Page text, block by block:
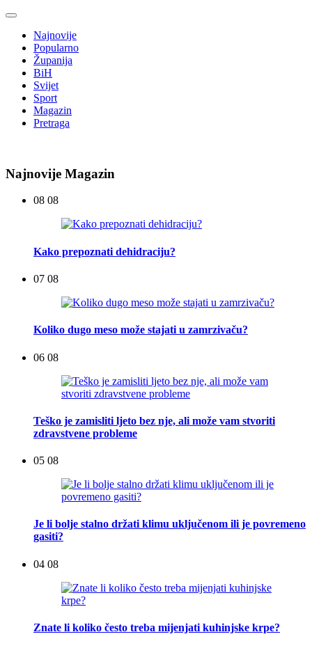
Najnovije
Popularno
Županija
BiH
Svijet
Sport
Magazin
Pretraga
Najnovije Magazin
08 08
Kako prepoznati dehidraciju?
07 08
Koliko dugo meso može stajati u zamrzivaču?
06 08
Teško je zamisliti ljeto bez nje, ali može vam stvoriti
zdravstvene probleme
05 08
Je li bolje stalno držati klimu uključenom ili je povremeno
gasiti?
04 08
Znate li koliko često treba mijenjati kuhinjske krpe?